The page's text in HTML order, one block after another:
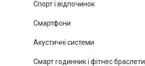
Спорт і відпочинок
Смартфони
Акустичні системи
Смарт годинник і фітнес браслети